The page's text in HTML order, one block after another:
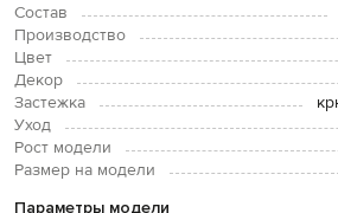
Состав
Производство
Цвет
Декор
Застежка
Уход
Рост модели
Размер на модели
Параметры модели